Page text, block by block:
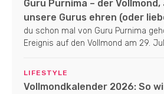
Guru Purnima – der
unsere Gurus ehren (oder
du schon mal von Guru Purnima
Ereignis auf den Vollmond am 29.
LIFESTYLE
Vollmondkalender 2026: So